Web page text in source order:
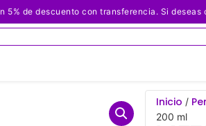
de descuento con transferencia. Si deseas
Inicio /
200 ml